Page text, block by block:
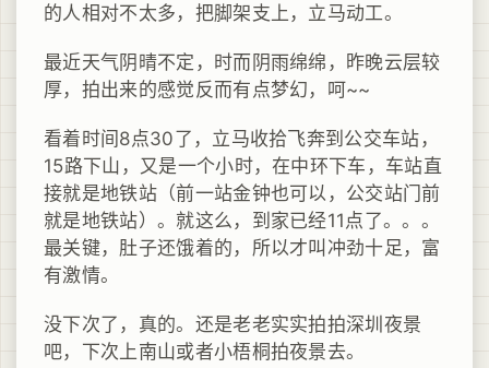
的人相对不太多，把脚架支上，立马动工。
最近天气阴晴不定，时而阴雨绵绵，昨晚云层较
厚，拍出来的感觉反而有点梦幻，呵~~
看着时间8点30了，立马收拾飞奔到公交车站，
15路下山，又是一个小时，在中环下车，车站直
接就是地铁站（前一站金钟也可以，公交站门前
就是地铁站）。就这么，到家已经11点了。。。
最关键，肚子还饿着的，所以才叫冲劲十足，富
有激情。
没下次了，真的。还是老老实实拍拍深圳夜景
吧，下次上南山或者小梧桐拍夜景去。